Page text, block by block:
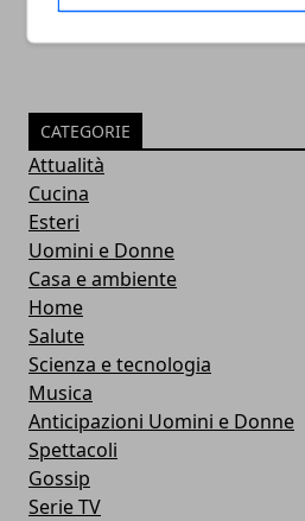
CATEGORIE
Attualità
Cucina
Esteri
Uomini e Donne
Casa e ambiente
Home
Salute
Scienza e tecnologia
Musica
Anticipazioni Uomini e Donne
Spettacoli
Gossip
Serie TV